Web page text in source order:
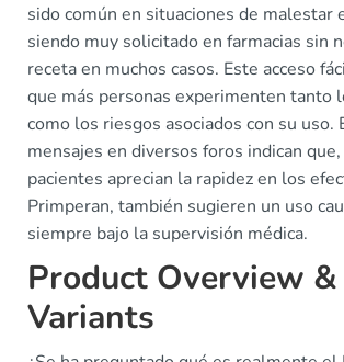
sido común en situaciones de malestar
siendo muy solicitado en farmacias sin
receta en muchos casos. Este acceso
que más personas experimenten tanto
como los riesgos asociados con su uso.
mensajes en diversos foros indican
pacientes aprecian la rapidez en los
Primperan, también sugieren un uso
siempre bajo la supervisión médica.
Product Overview
Variants